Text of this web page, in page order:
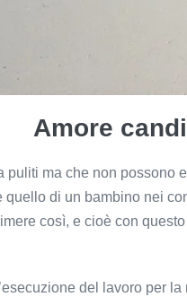
Amore
puliti ma che non possono
di un bambino nei
così, e cioè con
del lavoro per